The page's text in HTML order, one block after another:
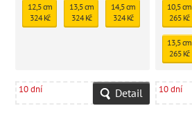
12,5 cm
324 Kč
13,5 cm
324 Kč
14,5 cm
324 Kč
10 dní Detail
10,5 cm
265 Kč
13,5 cm
265 Kč
10 dní